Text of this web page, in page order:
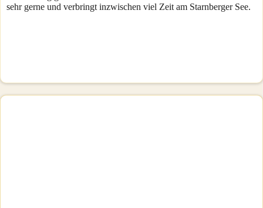
sehr gerne und verbringt inzwischen viel Zeit am Starnberger See.